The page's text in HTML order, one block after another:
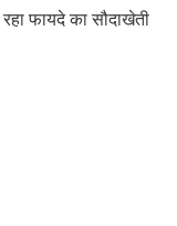
फायदे का सौदाखेती